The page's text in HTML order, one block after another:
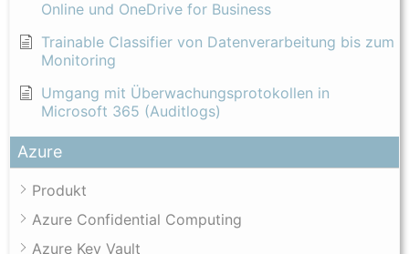
Online und OneDrive for Business
Trainable Classifier von Datenverarbeitung bis zum
Monitoring
Umgang mit Überwachungsprotokollen in
Microsoft 365 (Auditlogs)
Azure
Produkt
Azure Confidential Computing
Azure Key Vault